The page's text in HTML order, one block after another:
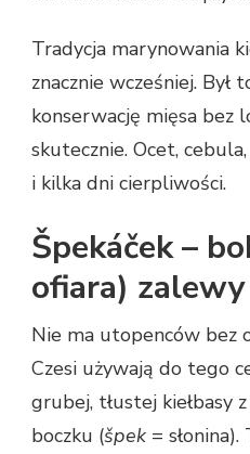
Tradycja marynowania
znacznie wcześniej. Był
konserwację mięsa bez
skutecznie. Ocet,
i kilka dni cierpliwości.
Špekáček –
ofiara) zalewy
Nie ma utopenców bez
Czesi używają do tego
grubej, tłustej kiełbasy
boczku (špek =